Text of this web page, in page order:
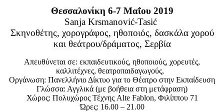
Θεσσαλονίκη 6-7 Μαΐου 2019
Sanja Krsmanović-Tasić
Σκηνοθέτης, χορογράφος, ηθοποιός, δασκάλα χορού
και θεάτρου/δράματος, Σερβία
Aπευθύνεται σε: εκπαιδευτικούς, ηθοποιούς, χορευτές,
καλλιτέχνες, θεατροπαιδαγωγούς,
Οργάνωση: Πανελλήνιο Δίκτυο για το Θέατρο στην Εκπαίδευση
Γλώσσα: Αγγλικά (με βοήθεια στη μετάφραση)
Χώρος: Πολυχώρος Τέχνης Alte Fablon, Φιλίππου 71
Ώρες: 16.00 – 21.00